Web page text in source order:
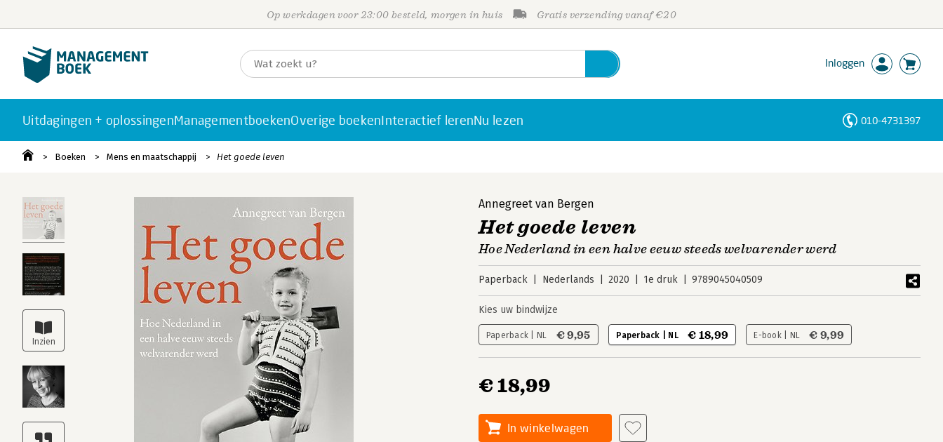
Op werkdagen voor 23:00 besteld, morgen in huis Gratis verzending vanaf €20
Inloggen
Uitdagingen + oplossingenManagementboekenOverige boekenInteractief lerenNu lezen 010-4731397
Boeken Mens en maatschappij Het goede leven
Annegreet van Bergen
Het goede leven
Hoe Nederland in een halve eeuw steeds welvarender werd
Paperback Nederlands 2020 1e druk 9789045040509
Kies uw bindwijze
Paperback | NL € 9,95 Paperback | NL € 18,99 E-book | NL € 9,99
€ 18,99
In winkelwagen
Personen